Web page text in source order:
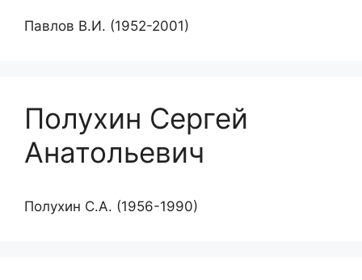
Павлов В.И. (1952-2001)
Полухин Сергей
Анатольевич
Полухин С.А. (1956-1990)